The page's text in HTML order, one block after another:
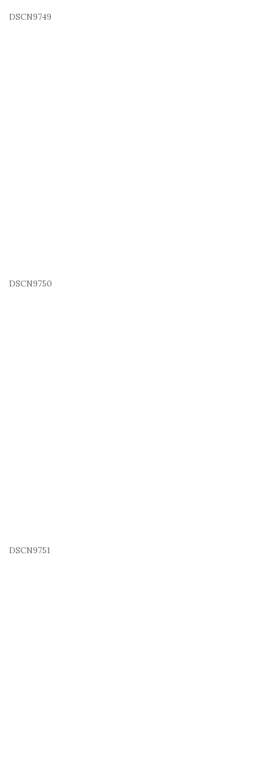
DSCN9749
DSCN9750
DSCN9751